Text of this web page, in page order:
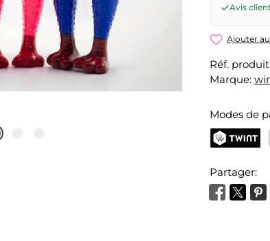
Avis
Ajouter
Réf. produit
Marque:
Modes de
Partager: